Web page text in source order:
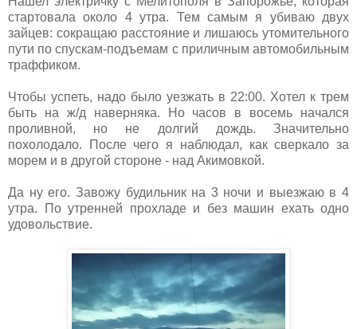
стартовала около 4 утра. Тем самым я убиваю двух
зайцев: сокращаю расстояние и лишаюсь утомительного
пути по спускам-подъемам с приличным автомобильным
траффиком.
Чтобы успеть, надо было уезжать в 22:00. Хотел к трем
быть на ж/д наверняка. Но часов в восемь начался
проливной, но не долгий дождь. Значительно
похолодало. После чего я наблюдал, как сверкало за
морем и в другой стороне - над Акимовкой.
Да ну его. Завожу будильник на 3 ночи и выезжаю в 4
утра. По утренней прохладе и без машин ехать одно
удовольствие.